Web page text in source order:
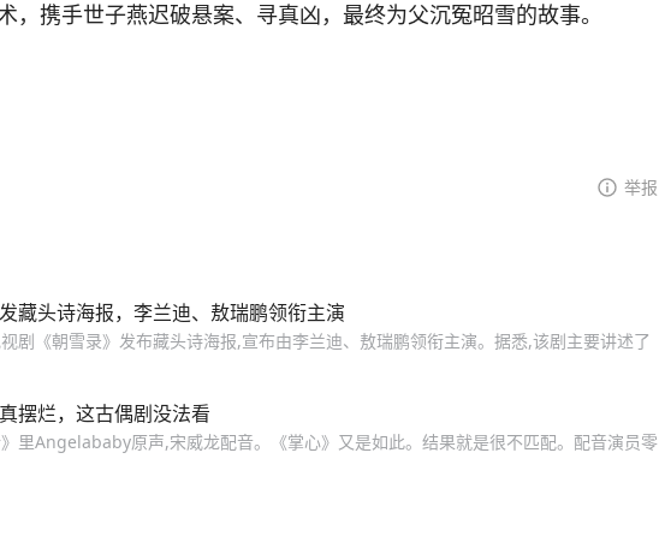
，携手世子燕迟破悬案、寻真凶，最终为父沉冤昭雪的故事。
举报
藏头诗海报，李兰迪、敖瑞鹏领衔主演
剧《朝雪录》发布藏头诗海报,宣布由李兰迪、敖瑞鹏领衔主演。据悉,该剧主要讲述了
摆烂，这古偶剧没法看
里Angelababy原声,宋威龙配音。《掌心》又是如此。结果就是很不匹配。配音演员零